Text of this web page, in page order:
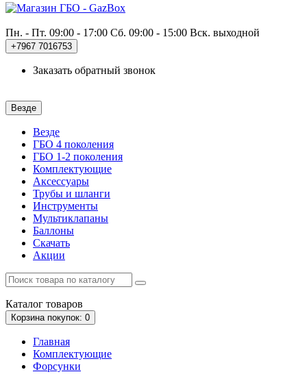
Пн. - Пт. 09:00 - 17:00 Сб. 09:00 - 15:00 Вск. выходной
+7967 7016753
Заказать обратный звонок
Везде
Везде
ГБО 4 поколения
ГБО 1-2 поколения
Комплектующие
Аксессуары
Трубы и шланги
Инструменты
Мультиклапаны
Баллоны
Скачать
Акции
Каталог товаров
Корзина покупок: 0
Главная
Комплектующие
Форсунки